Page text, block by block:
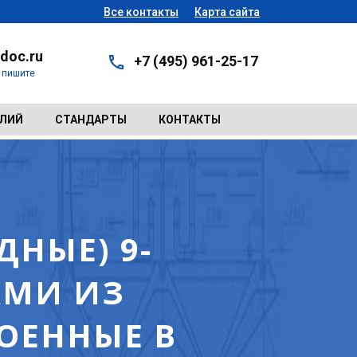
Все контакты Карта сайта
+7 (495) 961-25-17
СТАНДАРТЫ КОНТАКТЫ
9-
ИЗ
В